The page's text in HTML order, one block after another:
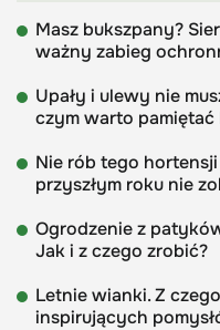
Masz bukszpany?
ważny zabieg
Upały i ulewy nie
czym warto pamiętać
Nie rób tego
przyszłym roku nie
Ogrodzenie z
Jak i z czego zrobić?
Letnie wianki. Z
inspirujących